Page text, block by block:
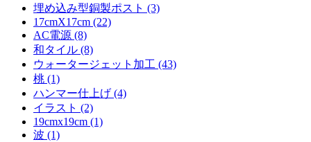
埋め込み型銅製ポスト (3)
17cmX17cm (22)
AC電源 (8)
和タイル (8)
ウォータージェット加工 (43)
桃 (1)
ハンマー仕上げ (4)
イラスト (2)
19cmx19cm (1)
波 (1)